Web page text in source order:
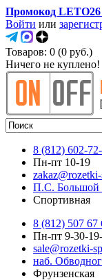
Промокод
Войти или
Товаров: 0 (0 руб.)
Ничего не куплено!
8 (812) 602-
Пн-пт 10-19
П.С. Большой
Спортивная
8 (812) 507 67
Пн-пт 9-30-
sale@rozetki-
наб.
Фрунзенская